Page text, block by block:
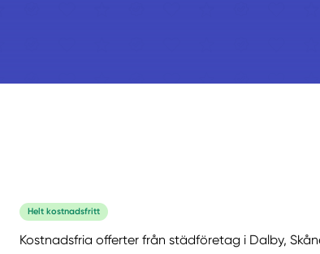
Helt kostnadsfritt
Kostnadsfria offerter från städföretag i Dalby,